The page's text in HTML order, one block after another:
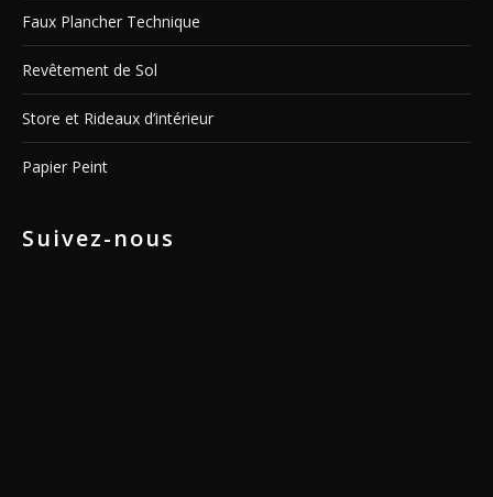
Faux Plancher Technique
Revêtement de Sol
Store et Rideaux d’intérieur
Papier Peint
Suivez-nous